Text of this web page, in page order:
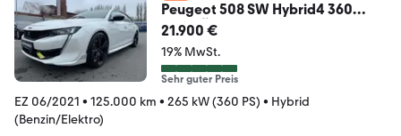
Peugeot 508 SW Hybrid4 360
PSE*TÜV28*REIFEN
NEU*GARANTIE
21.900 €
19% MwSt.
Sehr guter Preis
EZ 06/2021 • 125.000 km • 265 kW (360 PS) • Hybrid
(Benzin/Elektro)